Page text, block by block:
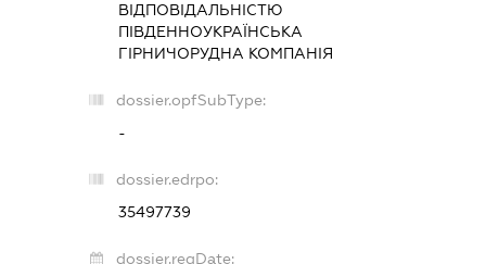
ВІДПОВІДАЛЬНІСТЮ
ПІВДЕННОУКРАЇНСЬКА
ГІРНИЧОРУДНА КОМПАНІЯ
dossier.opfSubType:
-
dossier.edrpo:
35497739
dossier.regDate: